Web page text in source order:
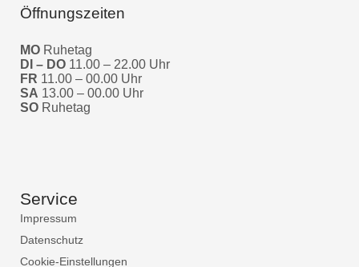
Öffnungszeiten
MO Ruhetag
DI – DO 11.00 – 22.00 Uhr
FR 11.00 – 00.00 Uhr
SA 13.00 – 00.00 Uhr
SO Ruhetag
Service
Impressum
Datenschutz
Cookie-Einstellungen